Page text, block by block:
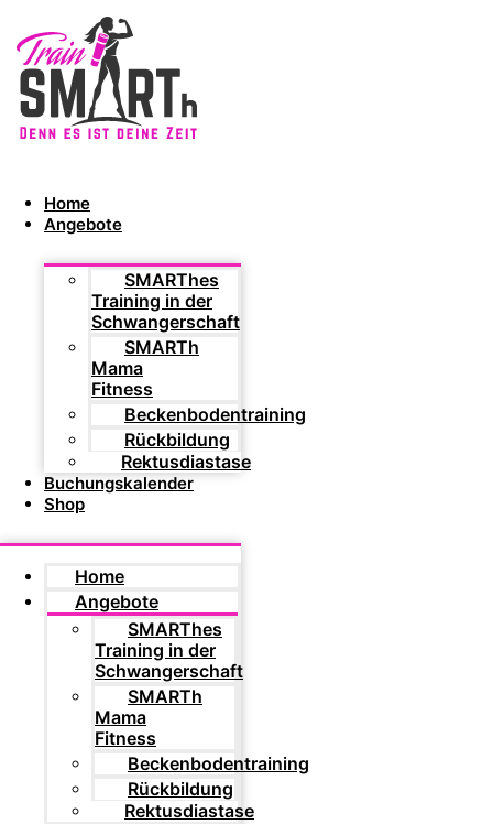
Home
Angebote
SMARThes
Training in der
Schwangerschaft
SMARTh
Mama
Fitness
Beckenbodentraining
Rückbildung
Rektusdiastase
Buchungskalender
Shop
Home
Angebote
SMARThes
Training in der
Schwangerschaft
SMARTh
Mama
Fitness
Beckenbodentraining
Rückbildung
Rektusdiastase